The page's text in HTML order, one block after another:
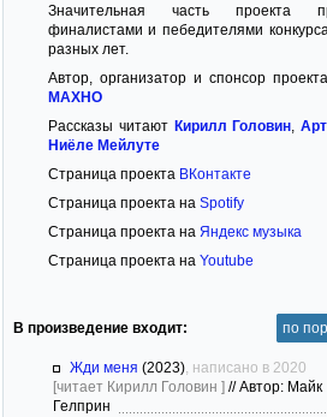
Значительная часть проекта
финалистами и пебедителями
разных лет.
Автор, организатор и спонсор
MAXHO
Рассказы читают Кирилл Головин ,
Ниёле Мейлуте
Страница проекта ВКонтакте
Страница проекта на Spotify
Страница проекта на Яндекс музыка
Страница проекта на Youtube
В произведение входит: по
Жди меня (2023) , написано в 2020
[читает Кирилл Головин ] //Автор: Майк
Гелприн